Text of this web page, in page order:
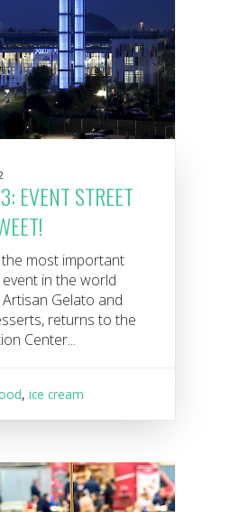
EVENT STREET
the most important
in the world
Gelato and
returns to the
Center...
,ice cream